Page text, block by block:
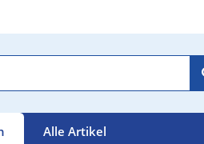
Alle Artikel